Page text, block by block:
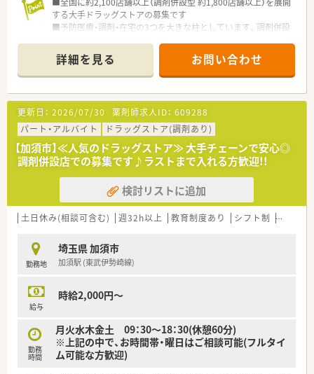
する大手ドラッグストアの募集です
■予防医療・調剤・在宅の3つを大きな柱としています。調剤併設
に力を入れています
■業界トップクラスの時給2,600円！しっかりと稼ぎたい方にも
お勧めです！
■全国に多くの店舗を展開しているため、子供の学校行事等で休
まなければならない場合も、事前に休みを申請すればサポートし
て頂けます！
■社員購買割引き制度もあり、品ぞろえが多いと評判のドラッグ
ストアで大変嬉しい福利厚生です♪
■ダイバーシティーを推進し、性別に関わらず幅広い方が長く活
躍できる環境を整えています
■落ち着いた環境で、ペースを守ってお仕事に取組める環境で
■面受けの店舗が多く、科目も単科に偏らずバランスの良い業務
内容です。
詳細を見る お問い合わせ
更新日： 2026/07/30 薬剤師求人ID： 609288
パート・アルバイト
ドラッグストア(調剤あり)
【加須市】≪人気のドラッグストア≫ 大手チェーンで安心◎
調剤併設店での募集です♪ラストまで入れる方歓迎!!
検討リストに追加
土日休み(相談可含む) 週32h以上 教育制度あり シフト制 大手チ
勤務地
埼玉県 加須市
加須駅 (東武伊勢崎線)
給与
時給2,000円～
勤務
時間
月火水木金土 09：30～18：30(休憩60分)
※上記の中で、お時間帯・曜日はご相談可能(フルタイ
ム可能な方歓迎)